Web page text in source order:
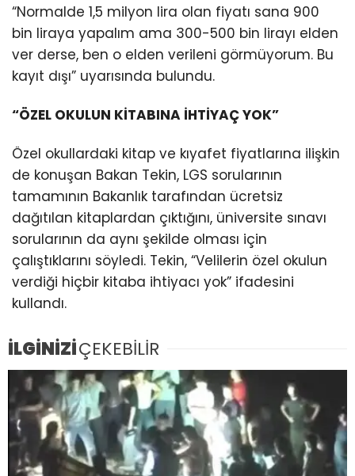
“Normalde 1,5 milyon lira olan fiyatı sana 900
bin liraya yapalım ama 300-500 bin lirayı elden
ver derse, ben o elden verileni görmüyorum. Bu
kayıt dışı” uyarısında bulundu.
“ÖZEL OKULUN KİTABINA İHTİYAÇ YOK”
Özel okullardaki kitap ve kıyafet fiyatlarına ilişkin
de konuşan Bakan Tekin, LGS sorularının
tamamının Bakanlık tarafından ücretsiz
dağıtılan kitaplardan çıktığını, üniversite sınavı
sorularının da aynı şekilde olması için
çalıştıklarını söyledi. Tekin, “Velilerin özel okulun
verdiği hiçbir kitaba ihtiyacı yok” ifadesini
kullandı.
İLGİNİZİÇEKEBİLİR